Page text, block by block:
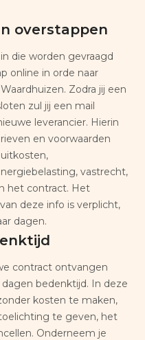
overstappen
die worden gevraagd
online in orde naar
Zodra jij een
zul jij een mail
leverancier. Hierin
en voorwaarden
vastrecht,
het contract. Het
deze info is verplicht,
dagen.
contract ontvangen
bedenktijd. In deze
kosten te maken,
te geven, het
Onderneem je